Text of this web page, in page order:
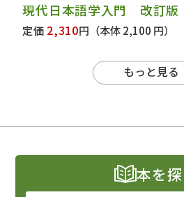
現代日本語学入門 改訂版
定価 2,310円 （本体 2,100 円）
もっと見る
本を